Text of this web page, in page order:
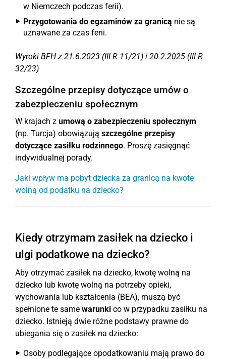
w Niemczech podczas ferii).
Przygotowania do egzaminów za granicą nie są
uznawane za czas ferii.
Wyroki BFH z 21.6.2023 (III R 11/21) i 20.2.2025 (III R
32/23)
Szczególne przepisy dotyczące umów o
zabezpieczeniu społecznym
W krajach z umową o zabezpieczeniu społecznym
(np. Turcja) obowiązują szczególne przepisy
dotyczące zasiłku rodzinnego. Proszę zasięgnąć
indywidualnej porady.
Jaki wpływ ma pobyt dziecka za granicą na kwotę
wolną od podatku na dziecko?
Kiedy otrzymam zasiłek na dziecko i
ulgi podatkowe na dziecko?
Aby otrzymać zasiłek na dziecko, kwotę wolną na
dziecko lub kwotę wolną na potrzeby opieki,
wychowania lub kształcenia (BEA), muszą być
spełnione te same warunki co w przypadku zasiłku na
dziecko. Istnieją dwie różne podstawy prawne do
ubiegania się o zasiłek na dziecko:
Osoby podlegające opodatkowaniu mają prawo do